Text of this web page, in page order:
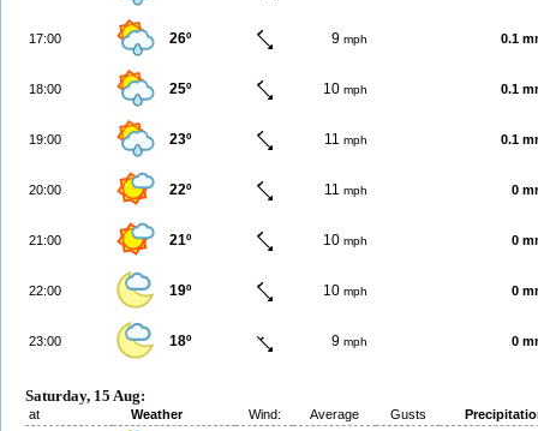
17:00 26º 9 mph 0.1
18:00 25º 10 mph 0.1
19:00 23º 11 mph 0.1
20:00 22º 11 mph 0
21:00 21º 10 mph 0
22:00 19º 10 mph 0
23:00 18º 9 mph 0
Saturday, 15 Aug:
at Weather Wind: Average Gusts